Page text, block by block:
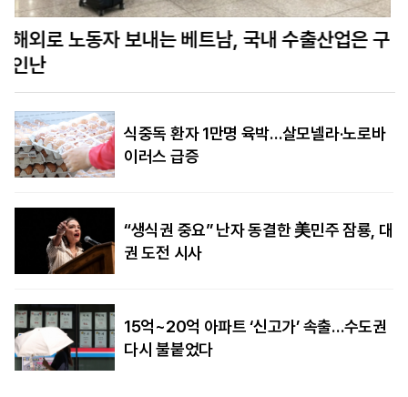
대만, ‘드론 지옥’으로 中 침공 문턱 높인다…무인
기 월 10만대 생산
식중독 환자 1만명 육박…살모넬라·노로바
이러스 급증
“생식권 중요” 난자 동결한 美민주 잠룡, 대
권 도전 시사
15억~20억 아파트 ‘신고가’ 속출…수도권
다시 불붙었다